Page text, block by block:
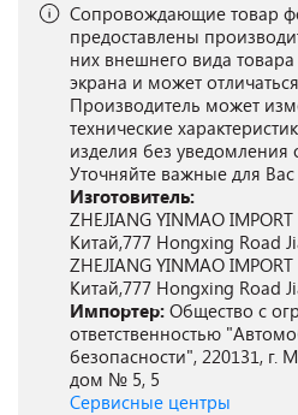
Сопровождающие товар
предоставлены
них внешнего вида товара
экрана и может
Производитель может
технические
изделия без уведомления
Уточняйте важные для
Изготовитель:
ZHEJIANG YINMAO IMPORT
Китай,777 Hongxing Road
ZHEJIANG YINMAO IMPORT
Китай,777 Hongxing Road
Импортер: Общество с
ответственностью
безопасности", 220131, г.
дом № 5, 5
Сервисные центры